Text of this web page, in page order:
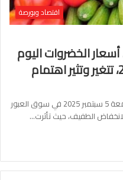
اقتصاد وبورصة
الخضروات اليوم
الجمعة 5 سبتمبر 2025، تتغير وتثير اهتمام
تشهد أسعار الخضروات اليوم الجمعة 5 سبتمبر 2025 في سوق العبور
الطفيف، حيث تأثرت…